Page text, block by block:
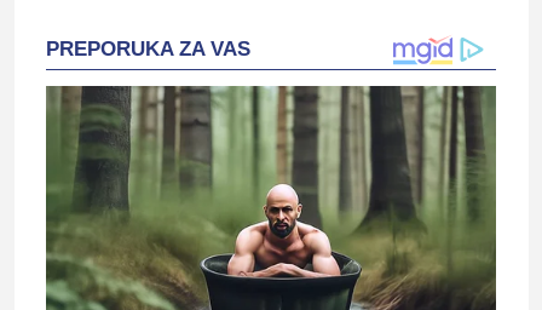
PREPORUKA ZA VAS